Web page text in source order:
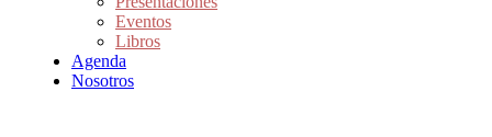
Eventos
Libros
Agenda
Nosotros